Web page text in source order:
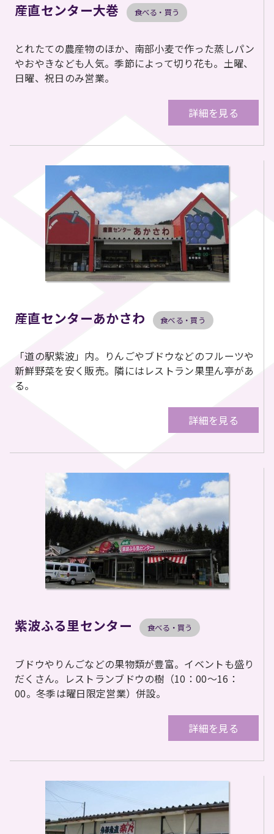
産直センター大巻 食べる・買う
とれたての農産物のほか、南部小麦で作った蒸しパン
やおやきなども人気。季節によって切り花も。土曜、
日曜、祝日のみ営業。
詳細を見る
産直センターあかさわ 食べる・買う
「道の駅紫波」内。りんごやブドウなどのフルーツや
新鮮野菜を安く販売。隣にはレストラン果里ん亭があ
る。
詳細を見る
紫波ふる里センター 食べる・買う
ブドウやりんごなどの果物類が豊富。イベントも盛り
だくさん。レストランブドウの樹（10：00～16：
00。冬季は曜日限定営業）併設。
詳細を見る